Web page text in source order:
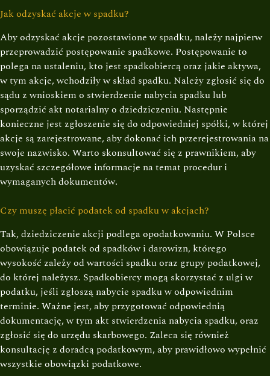
Jak odzyskać akcje w spadku?
Aby odzyskać akcje pozostawione w spadku, należy najpierw
przeprowadzić postępowanie spadkowe. Postępowanie to
polega na ustaleniu, kto jest spadkobiercą oraz jakie aktywa,
w tym akcje, wchodziły w skład spadku. Należy zgłosić się do
sądu z wnioskiem o stwierdzenie nabycia spadku lub
sporządzić akt notarialny o dziedziczeniu. Następnie
konieczne jest zgłoszenie się do odpowiedniej spółki, w której
akcje są zarejestrowane, aby dokonać ich przerejestrowania na
swoje nazwisko. Warto skonsultować się z prawnikiem, aby
uzyskać szczegółowe informacje na temat procedur i
wymaganych dokumentów.
Czy muszę płacić podatek od spadku w akcjach?
Tak, dziedziczenie akcji podlega opodatkowaniu. W Polsce
obowiązuje podatek od spadków i darowizn, którego
wysokość zależy od wartości spadku oraz grupy podatkowej,
do której należysz. Spadkobiercy mogą skorzystać z ulgi w
podatku, jeśli zgłoszą nabycie spadku w odpowiednim
terminie. Ważne jest, aby przygotować odpowiednią
dokumentację, w tym akt stwierdzenia nabycia spadku, oraz
zgłosić się do urzędu skarbowego. Zaleca się również
konsultację z doradcą podatkowym, aby prawidłowo wypełnić
wszystkie obowiązki podatkowe.